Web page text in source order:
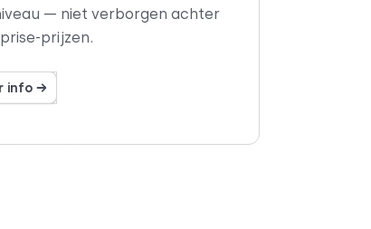
— niet verborgen achter
prijzen.
info →